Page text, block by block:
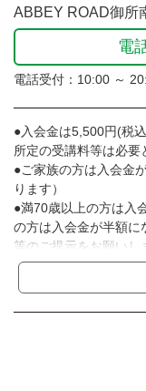
ABBEY ROAD御所
電
電話受付：10:00 ～
●入会金は5,500円(税
所定の受講料等は必要
●ご家族の方は入会金
ります）
●満70歳以上の方は入
の方は入会金が半額に
等のご提示をお願いし
●2講座以上受講され
※講座によってはお支